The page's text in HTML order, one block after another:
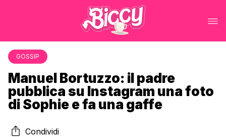
GOSSIP
Manuel Bortuzzo: il padre
pubblica su Instagram una foto
di Sophie e fa una gaffe
Condividi